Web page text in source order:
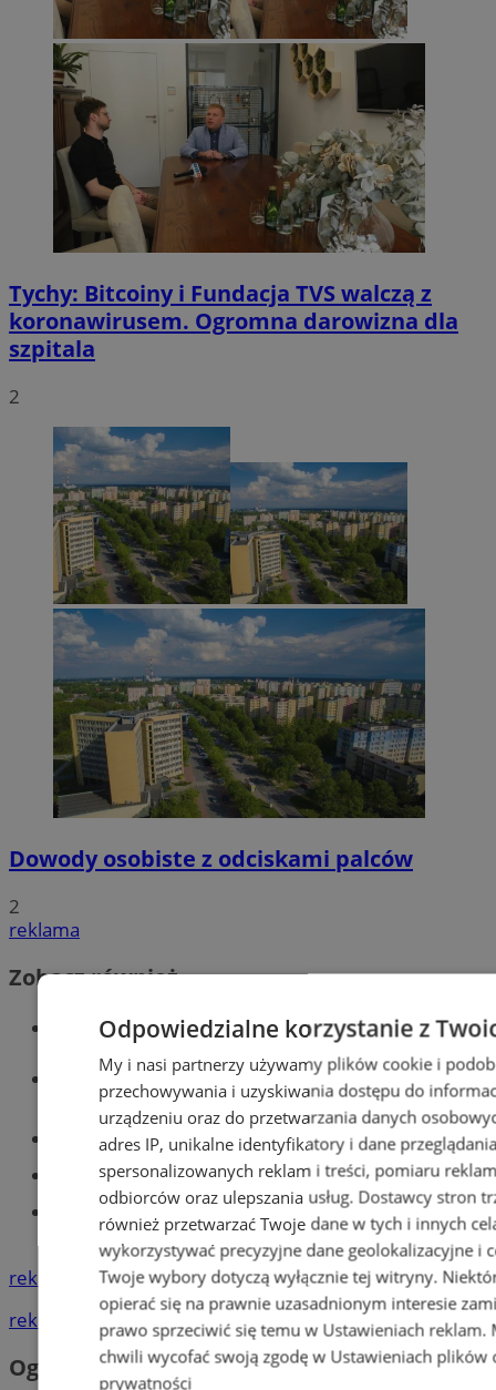
Tychy: Bitcoiny i Fundacja TVS walczą z
koronawirusem. Ogromna darowizna dla
szpitala
2
Dowody osobiste z odciskami palców
2
reklama
Zobacz również
Wiadomości kryminalne w Tychach
Wiadomości lokalne
Części samochodowe do -70%!
Tworzenie stron www - Tychy
Znajdź pracę - codziennie nowe
ogłoszenia
reklama
reklama
Ogłoszenia
Odpowiedzialne korzystanie z
My i nasi partnerzy używamy plików cookie i
przechowywania i uzyskiwania dostępu do
urządzeniu oraz do przetwarzania danych
adres IP, unikalne identyfikatory i dane
spersonalizowanych reklam i treści, pomiaru
odbiorców oraz ulepszania usług. Dostawcy stron
również przetwarzać Twoje dane w tych i innych
wykorzystywać precyzyjne dane geolokalizacyjne i
Twoje wybory dotyczą wyłącznie tej witryny.
opierać się na prawnie uzasadnionym interesie
prawo sprzeciwić się temu w Ustawieniach reklam.
chwili wycofać swoją zgodę w Ustawieniach plików
prywatności